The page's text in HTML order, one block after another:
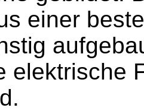
einer
elektrische